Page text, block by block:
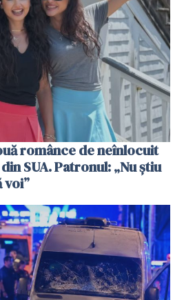
românce de neînlocuit
SUA. Patronul: „Nu știu
voi”